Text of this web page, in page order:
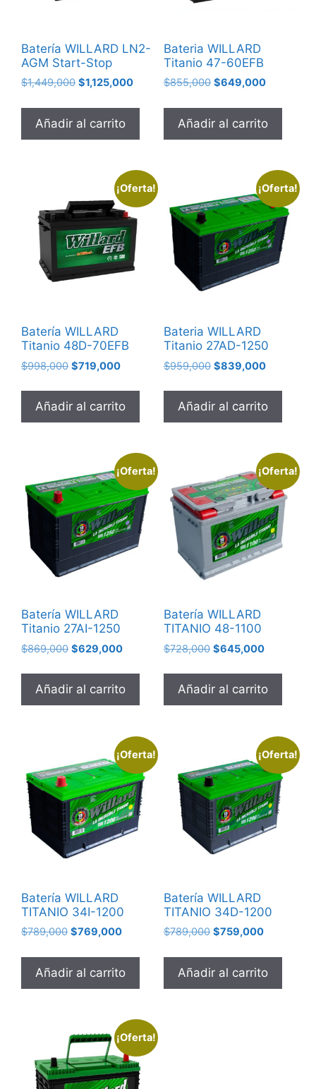
Batería WILLARD LN2-
AGM Start-Stop
$1,449,000 $1,125,000
Añadir al carrito
Bateria WILLARD
Titanio 47-60EFB
$855,000 $649,000
Añadir al carrito
¡Oferta!
Batería WILLARD
Titanio 48D-70EFB
$998,000 $719,000
Añadir al carrito
¡Oferta!
Bateria WILLARD
Titanio 27AD-1250
$959,000 $839,000
Añadir al carrito
¡Oferta!
Batería WILLARD
Titanio 27AI-1250
$869,000 $629,000
Añadir al carrito
¡Oferta!
Batería WILLARD
TITANIO 48-1100
$728,000 $645,000
Añadir al carrito
¡Oferta!
Batería WILLARD
TITANIO 34I-1200
$789,000 $769,000
Añadir al carrito
¡Oferta!
Batería WILLARD
TITANIO 34D-1200
$789,000 $759,000
Añadir al carrito
¡Oferta!